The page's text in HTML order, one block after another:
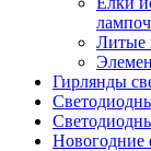
Литые
Гирлянды
Новогодние